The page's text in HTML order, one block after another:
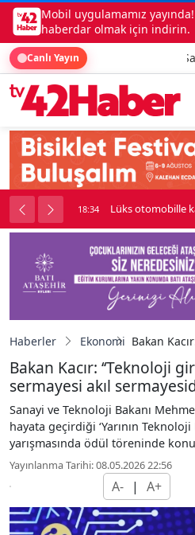
Mobil uygulamamız
haberdar olmak için indirin.
Canlı Yayın Ana
kavga çıktı 18:34 Lüks otomobille
Haberler Ekonomi Bakan
Bakan Kacır: ‘‘Teknoloji
sermayesi akıl
Sanayi ve Teknoloji Bakanı
hayata geçirdiği ‘Yarının
yarışmasında ödül töreninde
Yayınlanma Tarihi: 08.05.2026 22:56
A- | A+